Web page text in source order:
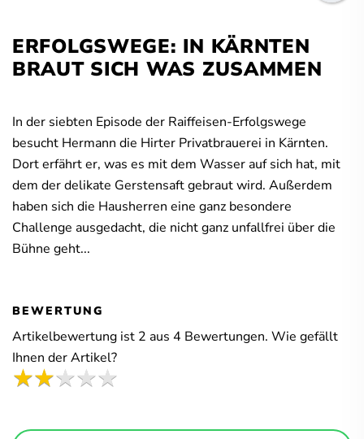
ERFOLGSWEGE: IN KÄRNTEN
BRAUT SICH WAS ZUSAMMEN
In der siebten Episode der Raiffeisen-Erfolgswege
besucht Hermann die Hirter Privatbrauerei in Kärnten.
Dort erfährt er, was es mit dem Wasser auf sich hat, mit
dem der delikate Gerstensaft gebraut wird. Außerdem
haben sich die Hausherren eine ganz besondere
Challenge ausgedacht, die nicht ganz unfallfrei über die
Bühne geht...
BEWERTUNG
Artikelbewertung ist 2 aus 4 Bewertungen. Wie gefällt
Ihnen der Artikel?